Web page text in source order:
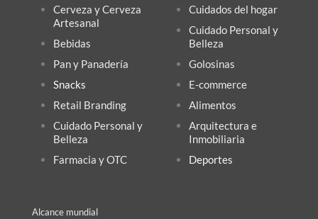
Cerveza y Cerveza
Artesanal
Bebidas
Pan y Panadería
Snacks
Retail Branding
Cuidado Personal y
Belleza
Farmacia y OTC
Cuidados del hogar
Cuidado Personal y
Belleza
Golosinas
E-commerce
Alimentos
Arquitectura e
Inmobiliaria
Deportes
Alcance mundial